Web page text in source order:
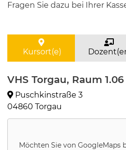
Fragen Sie dazu bei Ihrer
Kursort(e)
VHS Torgau, Raum 1.06
Puschkinstraße 3
04860 Torgau
Möchten Sie von GoogleMaps